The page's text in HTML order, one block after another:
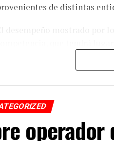
de distintas